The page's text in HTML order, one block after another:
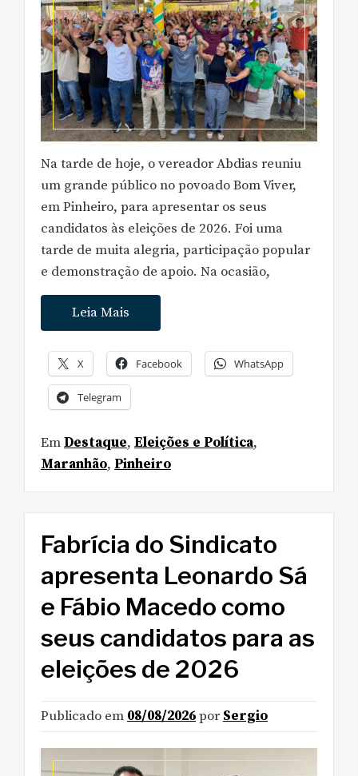
Na tarde de hoje, o vereador Abdias reuniu
um grande público no povoado Bom Viver,
em Pinheiro, para apresentar os seus
candidatos às eleições de 2026. Foi uma
tarde de muita alegria, participação popular
e demonstração de apoio. Na ocasião,
Leia Mais
X Facebook WhatsApp
Telegram
EmDestaque, Eleições e Política,
Maranhão, Pinheiro
Fabrícia do Sindicato
apresenta Leonardo Sá
e Fábio Macedo como
seus candidatos para as
eleições de 2026
Publicado em 08/08/2026por Sergio